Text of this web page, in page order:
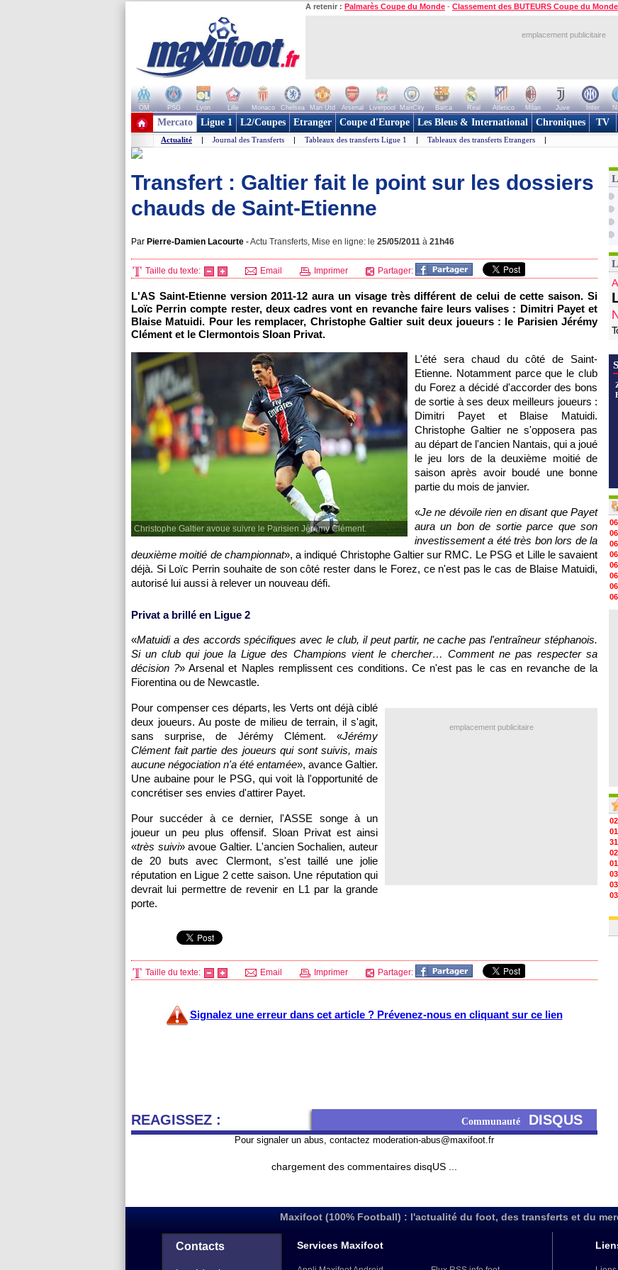
A retenir : Palmarès Coupe du Monde - Classement des BUTEURS Coupe du Monde
emplacement publicitaire
OM PSG Lyon Lille Monaco Chelsea Man Utd Arsenal Liverpool ManCity Barca Real Atletico Milan Juve Inter
+ de clubs
Mercato Ligue 1 L2/Coupes Etranger Coupe d'Europe Les Bleus & International Chroniques TV
Actualité | Journal des Transferts | Tableaux des transferts Ligue 1 | Tableaux des transferts Etrangers |
Transfert : Galtier fait le point sur les dossiers
chauds de Saint-Etienne
Par Pierre-Damien Lacourte -Actu Transferts, Mise en ligne: le 25/05/2011 à 21h46
Taille du texte: Email Imprimer Partager:
L'AS Saint-Etienne version 2011-12 aura un visage très différent de celui de cette saison. Si
Loïc Perrin compte rester, deux cadres vont en revanche faire leurs valises : Dimitri Payet et
Blaise Matuidi. Pour les remplacer, Christophe Galtier suit deux joueurs : le Parisien Jérémy
Clément et le Clermontois Sloan Privat.
Christophe Galtier avoue suivre le Parisien Jérémy Clément.
L'été sera chaud du côté de Saint-
Etienne. Notamment parce que le club
du Forez a décidé d'accorder des bons
de sortie à ses deux meilleurs joueurs :
Dimitri Payet et Blaise Matuidi.
Christophe Galtier ne s'opposera pas
au départ de l'ancien Nantais, qui a joué
le jeu lors de la deuxième moitié de
saison après avoir boudé une bonne
partie du mois de janvier.
«Je ne dévoile rien en disant que Payet
aura un bon de sortie parce que son
investissement a été très bon lors de la
deuxième moitié de championnat», a indiqué Christophe Galtier sur RMC. Le PSG et Lillele savaient
déjà. Si Loïc Perrin souhaite de son côté rester dans le Forez, ce n'est pas le cas de Blaise Matuidi,
autorisé lui aussi à relever un nouveau défi.
Privat a brillé en Ligue 2
«Matuidi a des accords spécifiques avec le club, il peut partir, ne cache pas l'entraîneur stéphanois.
Si un club qui joue la Ligue des Champions vient le chercher… Comment ne pas respecter sa
décision ?» Arsenal et Naples remplissent ces conditions. Ce n'est pas le cas en revanche de la
Fiorentina ou de Newcastle.
emplacement publicitaire
Pour compenser ces départs, les Verts ont déjà ciblé
deux joueurs. Au poste de milieu de terrain, il s'agit,
sans surprise, de Jérémy Clément. «Jérémy
Clément fait partie des joueurs qui sont suivis, mais
aucune négociation n'a été entamée», avance Galtier.
Une aubaine pour le PSG, qui voit là l'opportunité de
concrétiser ses envies d'attirer Payet.
Pour succéder à ce dernier, l'ASSE songe à un
joueur un peu plus offensif. Sloan Privat est ainsi
«très suivi» avoue Galtier. L'ancien Sochalien, auteur
de 20 buts avec Clermont, s'est taillé une jolie
réputation en Ligue 2 cette saison. Une réputation qui
devrait lui permettre de revenir en L1 par la grande
porte.
Taille du texte: Email Imprimer Partager:
Signalez une erreur dans cet article ? Prévenez-nous en cliquant sur ce lien
REAGISSEZ : Communauté DISQUS
Pour signaler un abus, contactez moderation-abus@maxifoot.fr
chargement des commentaires disqUS ...
Maxifoot (100% Football) : l'actualité du foot, des transferts et du
Contacts Services Maxifoot